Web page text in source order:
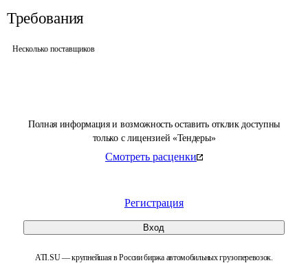
Полная информация и возможность оставить отклик доступны
только с лицензией «Тендеры»
Смотреть расценки
Регистрация
Вход
ATI.SU — крупнейшая в России биржа автомобильных грузоперевозок.
Требования
Несколько поставщиков